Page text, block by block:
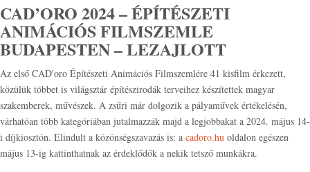
CAD’ORO 2024 – ÉPÍTÉSZETI
ANIMÁCIÓS FILMSZEMLE
BUDAPESTEN – LEZAJLOTT
Az első CAD'oro Építészeti Animációs Filmszemlére 41 kisfilm érkezett,
közülük többet is világsztár építészirodák terveihez készítettek magyar
szakemberek, művészek. A zsűri már dolgozik a pályaművek értékelésén,
várhatóan több kategóriában jutalmazzák majd a legjobbakat a 2024. május 14-
i díjkiosztón. Elindult a közönségszavazás is: a cadoro.hu oldalon egészen
május 13-ig kattinthatnak az érdeklődők a nekik tetsző munkákra.